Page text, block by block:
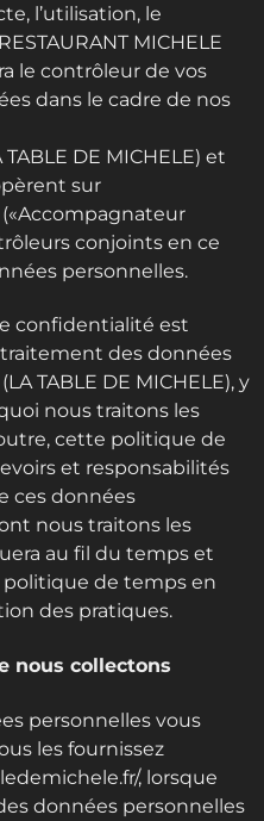
l’utilisation, le
MICHELE
le contrôleur de vos
dans le cadre de nos
TABLE DE MICHELE) et
sur
conjoints en ce
personnelles.
confidentialité est
des données
TABLE DE MICHELE), y
nous traitons les
cette politique de
et responsabilités
ces données
nous traitons les
au fil du temps et
de temps en
des pratiques.
nous collectons
personnelles vous
les fournissez
, lorsque
données personnelles